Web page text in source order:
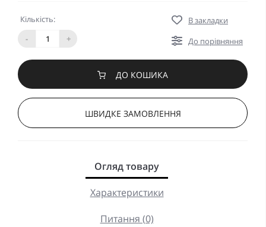
Кількість:
-
+
В закладки
До порівняння
ДО КОШИКА
ШВИДКЕ ЗАМОВЛЕННЯ
Огляд товару
Характеристики
Питання (0)